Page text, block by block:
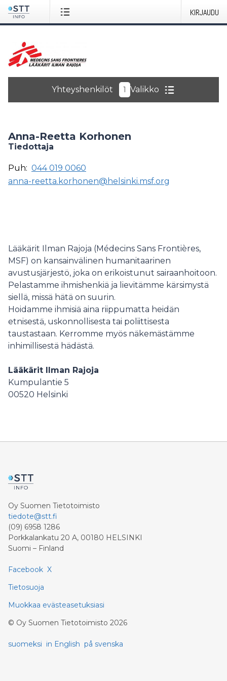
KIRJAUDU
Yhteyshenkilöt 1 Valikko
Anna-Reetta Korhonen
Tiedottaja
Puh: 044 019 0060
anna-reetta.korhonen@helsinki.msf.org
Lääkärit Ilman Rajoja (Médecins Sans Frontières,
MSF) on kansainvälinen humanitaarinen
avustusjärjestö, joka on erikoistunut sairaanhoitoon.
Pelastamme ihmishenkiä ja lievitämme kärsimystä
siellä, missä hätä on suurin.
Hoidamme ihmisiä aina riippumatta heidän
etnisestä, uskonnollisesta tai poliittisesta
taustastaan. Kerromme myös näkemästämme
inhimillisestä hädästä.
Lääkärit Ilman Rajoja
Kumpulantie 5
00520 Helsinki
Oy Suomen Tietotoimisto
tiedote@stt.fi
(09) 6958 1286
Porkkalankatu 20 A, 00180 HELSINKI
Suomi – Finland
Facebook X
Tietosuoja
Muokkaa evästeasetuksiasi
© Oy Suomen Tietotoimisto 2026
suomeksi in English på svenska